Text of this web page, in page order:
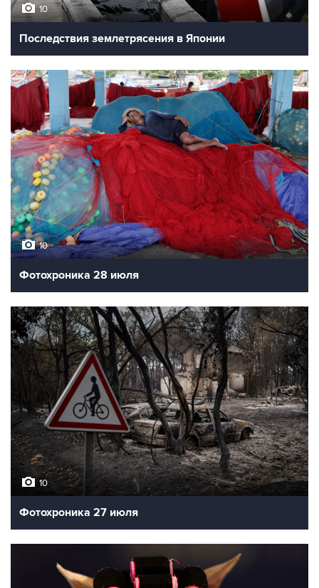
10
Последствия землетрясения в Японии
10
Фотохроника 28 июля
10
Фотохроника 27 июля